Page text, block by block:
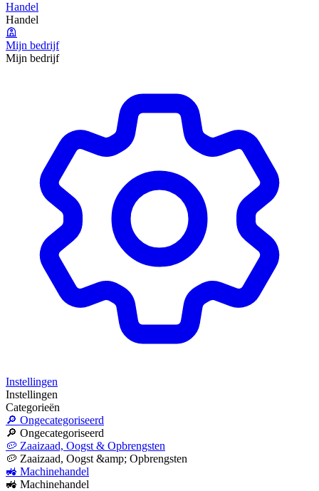
Handel
Handel
Mijn bedrijf
Mijn bedrijf
Instellingen
Instellingen
Categorieën
🔎 Ongecategoriseerd
🔎 Ongecategoriseerd
🥔 Zaaizaad, Oogst & Opbrengsten
🥔 Zaaizaad, Oogst &amp; Opbrengsten
🚜 Machinehandel
🚜 Machinehandel